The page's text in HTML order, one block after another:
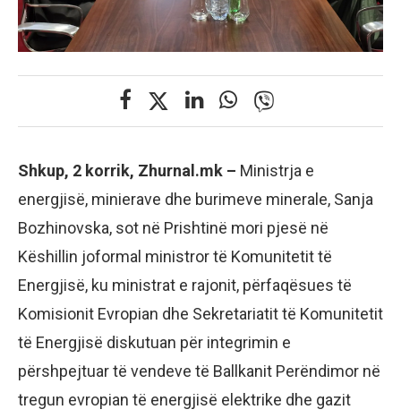
Shkup, 2 korrik, Zhurnal.mk – Ministrja e
energjisë, minierave dhe burimeve minerale, Sanja
Bozhinovska, sot në Prishtinë mori pjesë në
Këshillin joformal ministror të Komunitetit të
Energjisë, ku ministrat e rajonit, përfaqësues të
Komisionit Evropian dhe Sekretariatit të Komunitetit
të Energjisë diskutuan për integrimin e
përshpejtuar të vendeve të Ballkanit Perëndimor në
tregun evropian të energjisë elektrike dhe gazit